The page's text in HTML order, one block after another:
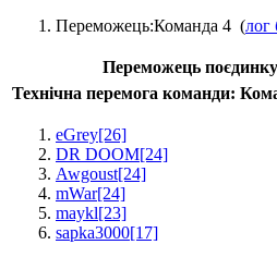
Переможець:Команда 4 (лог
Переможець
Технічна перемога команди:
eGrey[26]
DR DOOM[24]
Awgoust[24]
mWar[24]
maykl[23]
sapka3000[17]